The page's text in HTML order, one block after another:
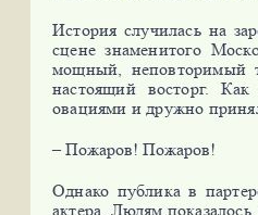
История случилась на
сцене знаменитого
мощный, неповторимый
настоящий восторг. Как
овациями и дружно
– Пожаров! Пожаров!
Однако публика в
актера. Людям